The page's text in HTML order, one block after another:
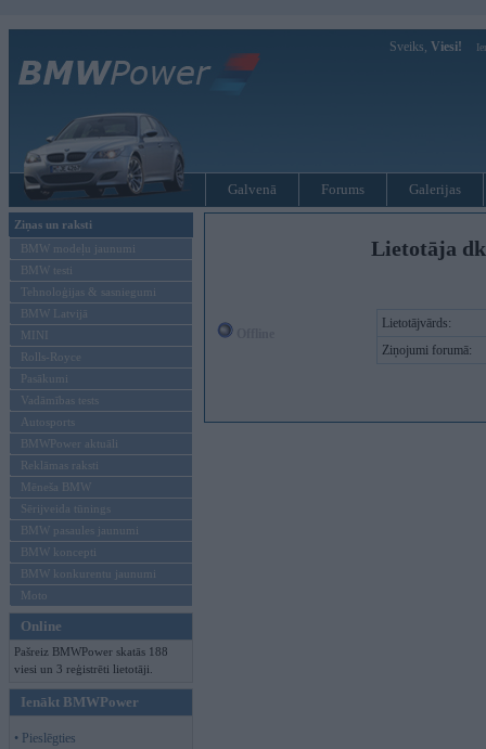
Sveiks, Viesi!
Galvenā Forums Galerijas
Ziņas un raksti
BMW modeļu jaunumi
BMW testi
Tehnoloģijas & sasniegumi
BMW Latvijā
MINI
Rolls-Royce
Pasākumi
Vadāmības tests
Autosports
BMWPower aktuāli
Reklāmas raksti
Mēneša BMW
Sērijveida tūnings
BMW pasaules jaunumi
BMW koncepti
BMW konkurentu jaunumi
Moto
Online
Pašreiz BMWPower skatās 188
viesi un 3 reģistrēti lietotāji.
Ienākt BMWPower
• Pieslēgties
Lietotāja
Lietotājvārds:
Ziņojumi forumā: